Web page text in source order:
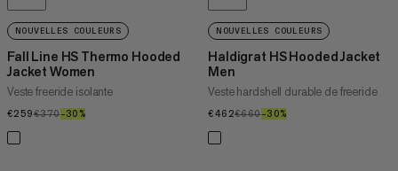
NOUVELLES COULEURS
Fall Line HS Thermo Hooded
Jacket Women
Veste freeride isolante
€259€259
€370€370
–30%
NOUVELLES COULEURS
Haldigrat HS Hooded Jacket
Men
Veste hardshell durable de freeride
€462€462
€660€660
–30%